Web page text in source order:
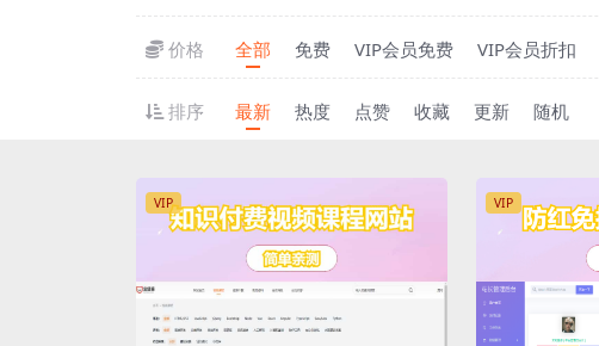
价格 全部 免费 VIP会员免费 VIP会员折扣
排序 最新 热度 点赞 收藏 更新 随机
VIP VIP